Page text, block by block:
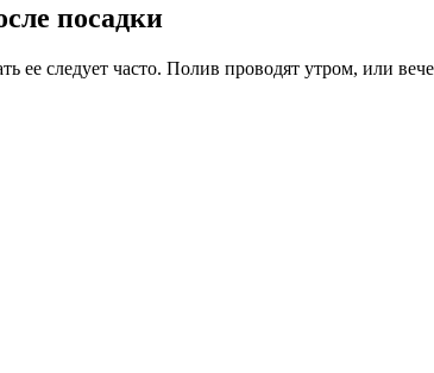
посадки
ее следует часто. Полив проводят утром, или